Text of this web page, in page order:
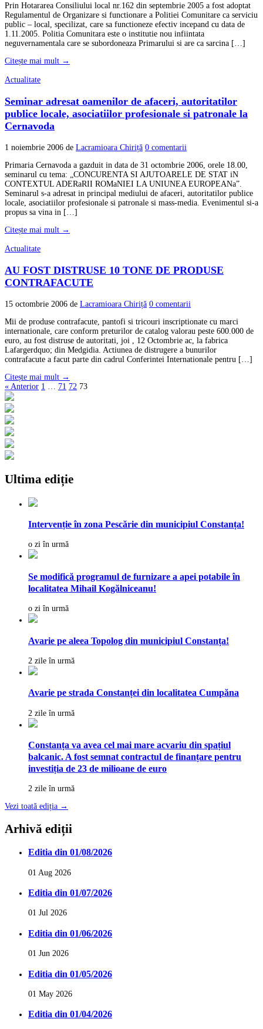
Prin Hotararea Consiliului local nr.162 din septembrie 2005 a fost adoptat
Regulamentul de Organizare si functionare a Politiei Comunitare ca serviciu
public – local, specilizat, care sa functioneze efectiv incepand cu data de
1.11.2005. Politia Comunitara este o institutie nou infiintata
neguvernamentala care se subordoneaza Primarului si are ca sarcina […]
Citește mai mult →
Actualitate
Seminar adresat oamenilor de afaceri, autoritatilor
publice locale, asociatiilor profesionale si patronale la
Cernavoda
1 noiembrie 2006 de Lacramioara Chiriță 0 comentarii
Primaria Cernavoda a gazduit in data de 31 octombrie 2006, orele 18.00,
seminarul cu tema: „CONCURENTA SI AJUTOARELE DE STAT iN
CONTEXTUL ADERaRII ROMaNIEI LA UNIUNEA EUROPEANa”.
Seminarul s-a adresat in principal mediului de afaceri, autoritatilor publice
locale, asociatiilor profesionale si patronale si mass-media. Evenimentul si-a
propus sa vina in […]
Citește mai mult →
Actualitate
AU FOST DISTRUSE 10 TONE DE PRODUSE
CONTRAFACUTE
15 octombrie 2006 de Lacramioara Chiriță 0 comentarii
Mii de produse contrafacute, pantofi si tricouri inscriptionate cu marci
internationale, care conform preturilor de catalog valorau peste 600.000 de
euro, au fost distruse de autoritati, joi , 12 Octombrie ac, la fabrica
Lafargerdquo; din Medgidia. Actiunea de distrugere a bunurilor
contrafacute a facut parte din cadrul Conferintei Internationale pentru […]
Citește mai mult →
« Anterior 1 71 72 73
Ultima ediție
Intervenție în zona Pescărie din municipiul Constanța!
o zi în urmă
Se modifică programul de furnizare a apei potabile în
localitatea Mihail Kogălniceanu!
o zi în urmă
Avarie pe aleea Topolog din municipiul Constanța!
2 zile în urmă
Avarie pe strada Constanței din localitatea Cumpăna
2 zile în urmă
Constanța va avea cel mai mare acvariu din spațiul
balcanic. A fost semnat contractul de finanțare pentru
investiția de 23 de milioane de euro
2 zile în urmă
Vezi toată ediția →
Arhivă ediții
Editia din 01/08/2026
01 Aug 2026
Editia din 01/07/2026
01 Jul 2026
Editia din 01/06/2026
01 Jun 2026
Editia din 01/05/2026
01 May 2026
Editia din 01/04/2026